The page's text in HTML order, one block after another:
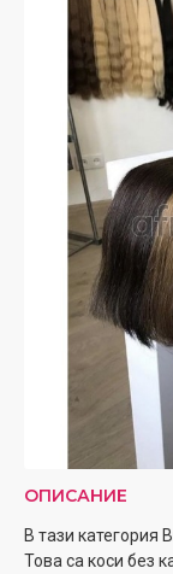
ОПИСАНИЕ
В тази категория
Това са коси без